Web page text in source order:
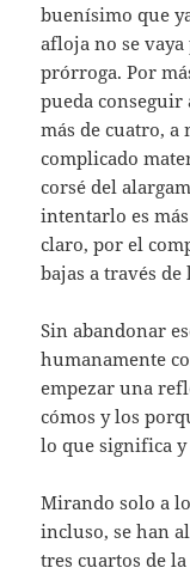
buenísimo que
afloja no se
prórroga. Por
pueda conseguir
más de cuatro, a
complicado
corsé del
intentarlo es
claro, por el
bajas a través de
Sin abandonar
humanamente
empezar una
cómos y los
lo que significa
Mirando solo a
incluso, se han
tres cuartos de